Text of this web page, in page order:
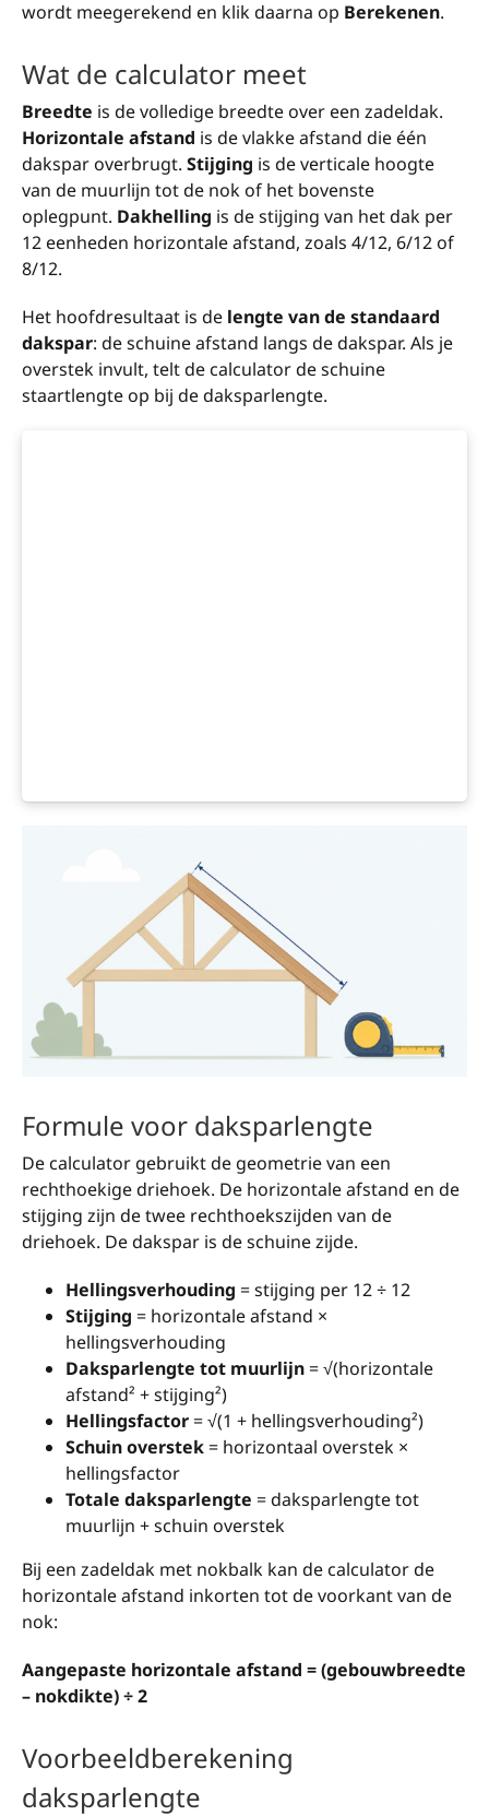
wordt meegerekend en klik daarna op Berekenen.
Wat de calculator meet
Breedte is de volledige breedte over een zadeldak.
Horizontale afstand is de vlakke afstand die één
dakspar overbrugt. Stijging is de verticale hoogte
van de muurlijn tot de nok of het bovenste
oplegpunt. Dakhelling is de stijging van het dak per
12 eenheden horizontale afstand, zoals 4/12, 6/12 of
8/12.
Het hoofdresultaat is de lengte van de standaard
dakspar: de schuine afstand langs de dakspar. Als je
overstek invult, telt de calculator de schuine
staartlengte op bij de daksparlengte.
Formule voor daksparlengte
De calculator gebruikt de geometrie van een
rechthoekige driehoek. De horizontale afstand en de
stijging zijn de twee rechthoekszijden van de
driehoek. De dakspar is de schuine zijde.
Hellingsverhouding = stijging per 12 ÷ 12
Stijging = horizontale afstand ×
hellingsverhouding
Daksparlengte tot muurlijn = √(horizontale
afstand² + stijging²)
Hellingsfactor = √(1 + hellingsverhouding²)
Schuin overstek = horizontaal overstek ×
hellingsfactor
Totale daksparlengte = daksparlengte tot
muurlijn + schuin overstek
Bij een zadeldak met nokbalk kan de calculator de
horizontale afstand inkorten tot de voorkant van de
nok:
Aangepaste horizontale afstand = (gebouwbreedte
– nokdikte) ÷ 2
Voorbeeldberekening
daksparlengte